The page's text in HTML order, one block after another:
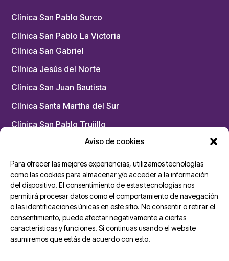
Aviso de cookies
Para ofrecer las mejores experiencias, utilizamos tecnologías
como las cookies para almacenar y/o acceder a la información
del dispositivo. El consentimiento de estas tecnologías nos
permitirá procesar datos como el comportamiento de navegación
o las identificaciones únicas en este sitio. No consentir o retirar el
consentimiento, puede afectar negativamente a ciertas
características y funciones. Si continuas usando el website
asumiremos que estás de acuerdo con esto.
Clínica San Pablo Surco
Clínica San Pablo La Victoria
Clínica San Gabriel
Clínica Jesús del Norte
Clínica San Juan Bautista
Clínica Santa Martha del Sur
Clínica San Pablo Trujillo
Clínica San Pablo Arequipa
Clínica San Pablo Huaraz
Unidades San Pablo
Ambulancias Cardiomóvil
Dermoesthetik San Pablo
¡Bienvenido!
¡Hola!
¿En qué podemos ayudarte?